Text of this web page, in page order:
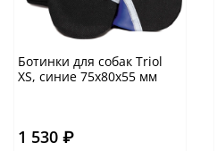
Ботинки для собак Triol
XS, синие 75х80х55 мм
1 530 ₽